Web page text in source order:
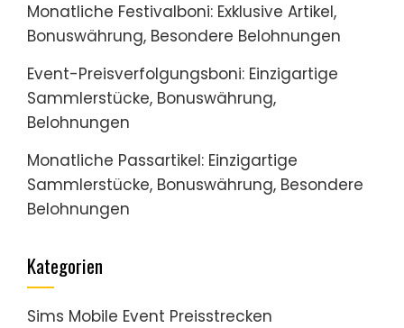
Monatliche Festivalboni: Exklusive Artikel,
Bonuswährung, Besondere Belohnungen
Event-Preisverfolgungsboni: Einzigartige
Sammlerstücke, Bonuswährung,
Belohnungen
Monatliche Passartikel: Einzigartige
Sammlerstücke, Bonuswährung, Besondere
Belohnungen
Kategorien
Sims Mobile Event Preisstrecken